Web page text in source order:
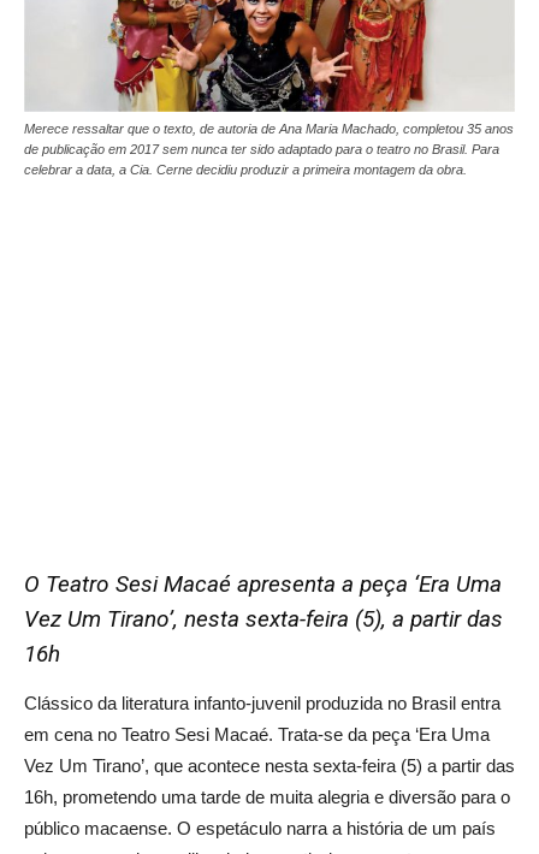
Merece ressaltar que o texto, de autoria de Ana Maria Machado, completou 35 anos
de publicação em 2017 sem nunca ter sido adaptado para o teatro no Brasil. Para
celebrar a data, a Cia. Cerne decidiu produzir a primeira montagem da obra.
O Teatro Sesi Macaé apresenta a peça ‘Era Uma
Vez Um Tirano’, nesta sexta-feira (5), a partir das
16h
Clássico da literatura infanto-juvenil produzida no Brasil entra
em cena no Teatro Sesi Macaé. Trata-se da peça ‘Era Uma
Vez Um Tirano’, que acontece nesta sexta-feira (5) a partir das
16h, prometendo uma tarde de muita alegria e diversão para o
público macaense. O espetáculo narra a história de um país